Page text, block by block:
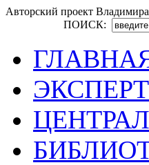
Авторский проект
ПОИСК: